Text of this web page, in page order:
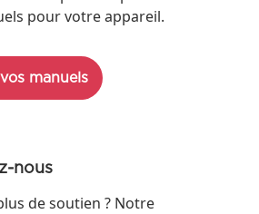
pour votre appareil.
manuels
nous
de soutien ? Notre